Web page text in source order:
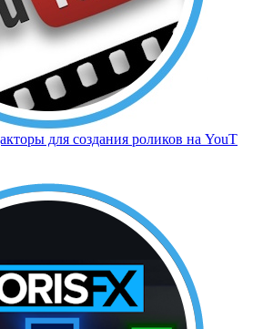
для создания роликов на YouT